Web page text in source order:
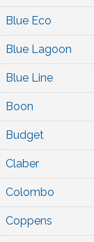
Blue Eco
Blue Lagoon
Blue Line
Boon
Budget
Claber
Colombo
Coppens